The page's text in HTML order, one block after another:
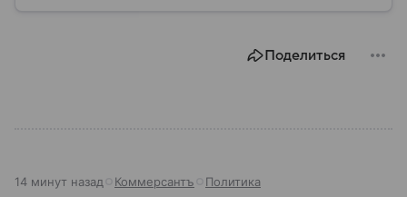
Поделиться
14 минут назад Коммерсантъ Политика